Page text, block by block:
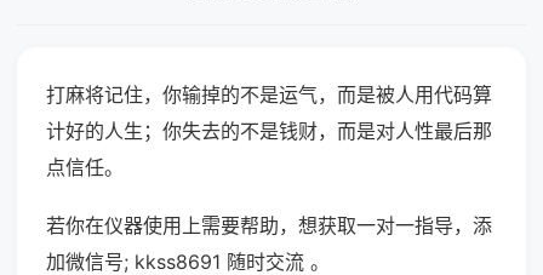
打麻将记住，你输掉的不是运气，而是被人用代码算
计好的人生；你失去的不是钱财，而是对人性最后那
点信任。
若你在仪器使用上需要帮助，想获取一对一指导，添
加微信号; kkss8691 随时交流 。